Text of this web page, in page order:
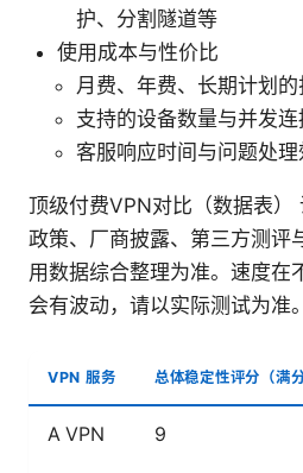
护、分割隧道等
使用成本与性价比
月费、年费、长期计划的
支持的设备数量与并发连
客服响应时间与问题处理
顶级付费VPN对比（数据表）
政策、厂商披露、第三方测评
用数据综合整理为准。速度在
会有波动，请以实际测试为准。
VPN 服务 总体稳定性评分（满
A VPN 9